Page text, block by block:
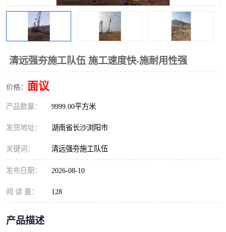
清远强夯施工队伍 施工速度快-施耐用性强
价格： 面议
产品数量： 9999.00平方米
发货地址： 湖南省长沙浏阳市
关键词： 清远强夯施工队伍
发布日期： 2026-08-10
阅 读 量： 128
产品描述